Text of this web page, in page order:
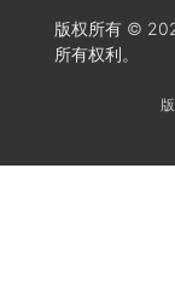
版权所有 ©
所有权利。